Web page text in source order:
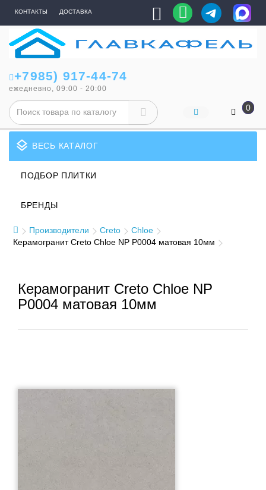
КОНТАКТЫ ДОСТАВКА
+7985) 917-44-74
ежедневно, 09:00 - 20:00
0
layers ВЕСЬ КАТАЛОГ
ПОДБОР ПЛИТКИ
БРЕНДЫ
Производители Creto
Chloe
Керамогранит Creto Chloe NР P0004 матовая 10мм
Керамогранит Creto Chloe NР
P0004 матовая 10мм